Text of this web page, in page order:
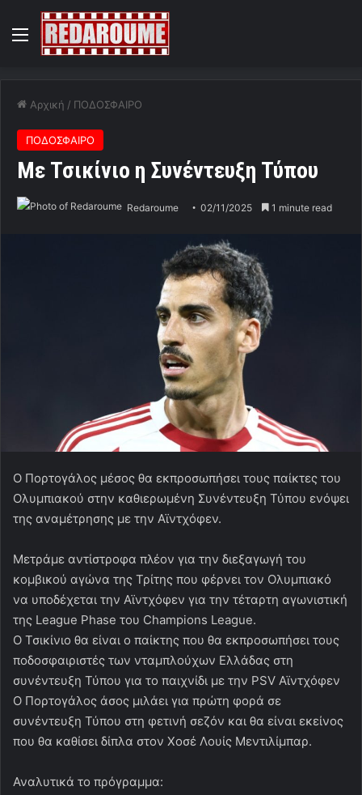
Menu
Αρχική / ΠΟΔΟΣΦΑΙΡΟ
ΠΟΔΟΣΦΑΙΡΟ
Με Τσικίνιο η Συνέντευξη Τύπου
Redaroume 02/11/2025 1 minute read
Ο Πορτογάλος μέσος θα εκπροσωπήσει τους παίκτες του
Ολυμπιακού στην καθιερωμένη Συνέντευξη Τύπου ενόψει
της αναμέτρησης με την Αϊντχόφεν.
Μετράμε αντίστροφα πλέον για την διεξαγωγή του
κομβικού αγώνα της Τρίτης που φέρνει τον Ολυμπιακό
να υποδέχεται την Αϊντχόφεν για την τέταρτη αγωνιστική
της League Phase του Champions League.
Ο Τσικίνιο θα είναι ο παίκτης που θα εκπροσωπήσει τους
ποδοσφαιριστές των νταμπλούχων Ελλάδας στη
συνέντευξη Τύπου για το παιχνίδι με την PSV Αϊντχόφεν
Ο Πορτογάλος άσος μιλάει για πρώτη φορά σε
συνέντευξη Τύπου στη φετινή σεζόν και θα είναι εκείνος
που θα καθίσει δίπλα στον Χοσέ Λουίς Μεντιλίμπαρ.
Αναλυτικά το πρόγραμμα: